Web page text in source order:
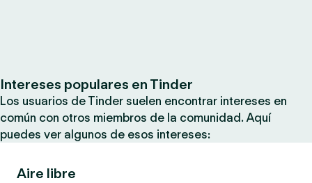
Intereses populares en Tinder
Los usuarios de Tinder suelen encontrar intereses en
común con otros miembros de la comunidad. Aquí
puedes ver algunos de esos intereses:
Aire libre